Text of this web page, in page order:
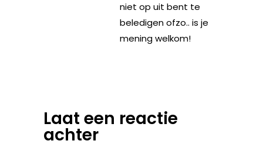
niet op uit bent te
beledigen ofzo.. is je
mening welkom!
Laat een reactie
achter